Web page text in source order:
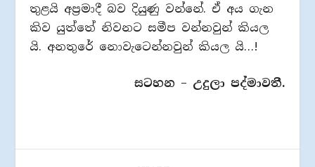
තුළයි අප්‍රමාදී බව දියුණු වන්නේ. ඒ අය ගැන
කිව යුත්තේ නිවනට සමීප වන්නවුන් කියල
යි. අනතුරේ නොවැටෙන්නවුන් කියල යි…!
සටහන – උදුලා පද්මාවතී.